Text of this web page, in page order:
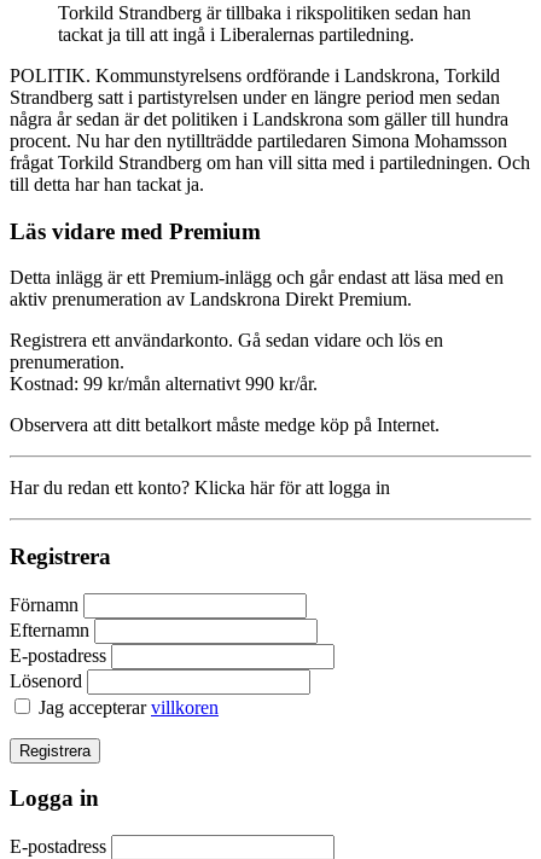
Torkild Strandberg är tillbaka i rikspolitiken sedan han
tackat ja till att ingå i Liberalernas partiledning.
POLITIK. Kommunstyrelsens ordförande i Landskrona, Torkild
Strandberg satt i partistyrelsen under en längre period men sedan
några år sedan är det politiken i Landskrona som gäller till hundra
procent. Nu har den nytillträdde partiledaren Simona Mohamsson
frågat Torkild Strandberg om han vill sitta med i partiledningen. Och
till detta har han tackat ja.
Läs vidare med Premium
Detta inlägg är ett Premium-inlägg och går endast att läsa med en
aktiv prenumeration av Landskrona Direkt Premium.
Registrera ett användarkonto. Gå sedan vidare och lös en
prenumeration.
Kostnad: 99 kr/mån alternativt 990 kr/år.
Observera att ditt betalkort måste medge köp på Internet.
Har du redan ett konto? Klicka här för att logga in
Registrera
Förnamn
Efternamn
E-postadress
Lösenord
Jag accepterarvillkoren
Logga in
E-postadress